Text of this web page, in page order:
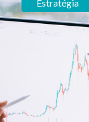
Estratégia